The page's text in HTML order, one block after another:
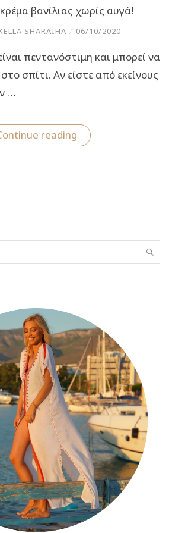
βανίλιας χωρίς αυγά!
SHARAIHA / 06/10/2020
πεντανόστιμη και μπορεί να
σπίτι. Αν είστε από εκείνους
…
reading“Συνταγή
για